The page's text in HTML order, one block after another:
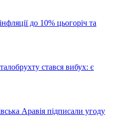
до 10% цьогоріч та
стався вибух: є
Аравія підписали угоду